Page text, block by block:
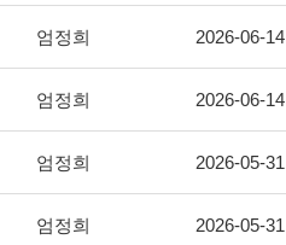
엄정희 2026-06-14
엄정희 2026-06-14
엄정희 2026-05-31
엄정희 2026-05-31